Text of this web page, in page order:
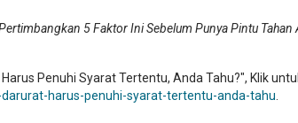
5 Faktor Ini Sebelum Punya Pintu Tahan
Penuhi Syarat Tertentu, Anda Tahu?", Klik
harus-penuhi-syarat-tertentu-anda-tahu